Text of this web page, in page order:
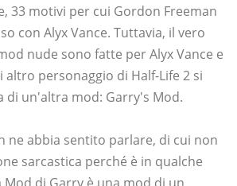
33 motivi per cui Gordon Freeman
con Alyx Vance. Tuttavia, il vero
nude sono fatte per Alyx Vance e
personaggio di Half-Life 2 si
di un'altra mod: Garry's Mod.
ne abbia sentito parlare, di cui non
sarcastica perché è in qualche